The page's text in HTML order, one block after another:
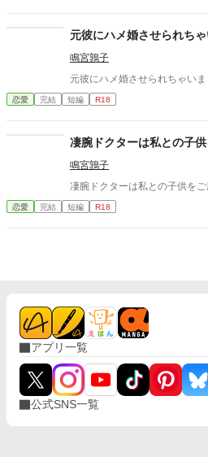
元彼にハメ婚させられち
鳴宮鶉子
元彼にハメ婚させられちゃいま
恋愛 完結 短編 R18
凄腕ドクターは私との子
鳴宮鶉子
凄腕ドクターは私との子供を
恋愛 完結 短編 R18
アプリ一覧
公式SNS一覧